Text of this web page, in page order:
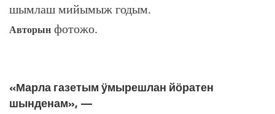
шымлаш мийымыж годым.
Авторын фотожо.
«Марла газетым ӱмырешлан йӧратен
шынденам», —